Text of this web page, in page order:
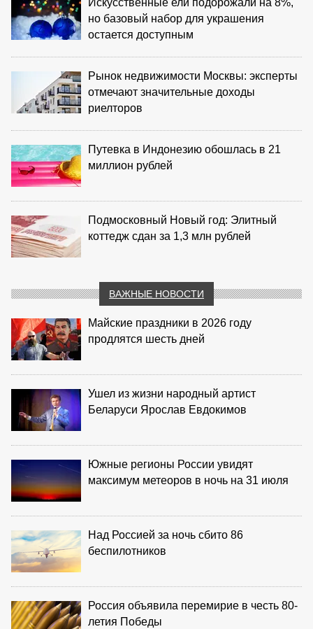
но базовый набор для украшения
остается доступным
Рынок недвижимости Москвы: эксперты
отмечают значительные доходы
риелторов
Путевка в Индонезию обошлась в 21
миллион рублей
Подмосковный Новый год: Элитный
коттедж сдан за 1,3 млн рублей
ВАЖНЫЕ НОВОСТИ
Майские праздники в 2026 году
продлятся шесть дней
Ушел из жизни народный артист
Беларуси Ярослав Евдокимов
Южные регионы России увидят
максимум метеоров в ночь на 31 июля
Над Россией за ночь сбито 86
беспилотников
Россия объявила перемирие в честь 80-
летия Победы